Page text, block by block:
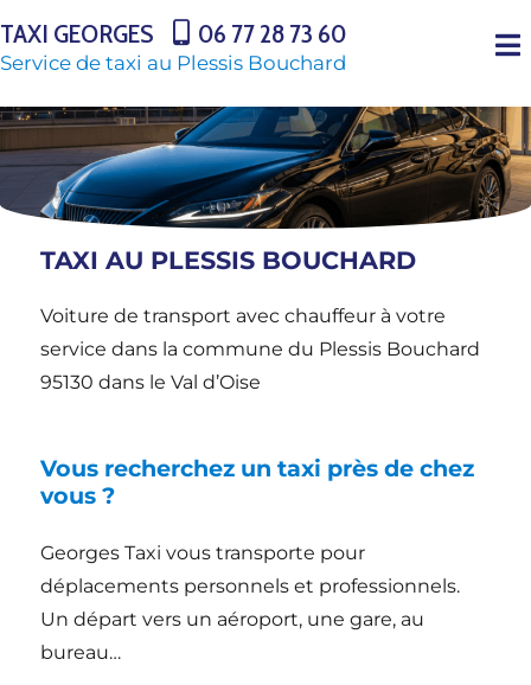
TAXI GEORGES 06 77 28 73 60
Service de taxi au Plessis Bouchard
TAXI AU PLESSIS BOUCHARD
Voiture de transport avec chauffeur à votre
service dans la commune du Plessis Bouchard
95130 dans le Val d’Oise
Vous recherchez un taxi près de chez
vous ?
Georges Taxi vous transporte pour
déplacements personnels et professionnels.
Un départ vers un aéroport, une gare, au
bureau…